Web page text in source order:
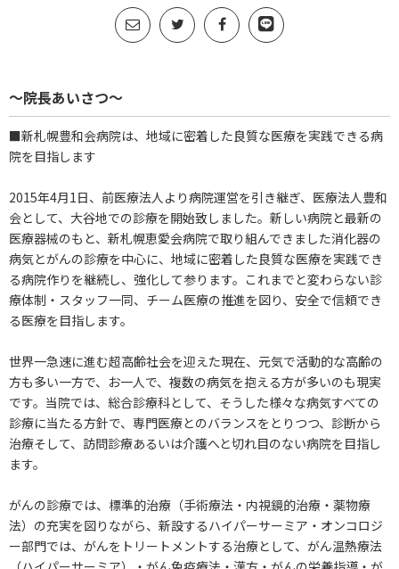
～院長あいさつ～
■新札幌豊和会病院は、地域に密着した良質な医療を実践できる病
院を目指します
2015年4月1日、前医療法人より病院運営を引き継ぎ、医療法人豊和
会として、大谷地での診療を開始致しました。新しい病院と最新の
医療器械のもと、新札幌恵愛会病院で取り組んできました消化器の
病気とがんの診療を中心に、地域に密着した良質な医療を実践でき
る病院作りを継続し、強化して参ります。これまでと変わらない診
療体制・スタッフ一同、チーム医療の推進を図り、安全で信頼でき
る医療を目指します。
世界一急速に進む超高齢社会を迎えた現在、元気で活動的な高齢の
方も多い一方で、お一人で、複数の病気を抱える方が多いのも現実
です。当院では、総合診療科として、そうした様々な病気すべての
診療に当たる方針で、専門医療とのバランスをとりつつ、診断から
治療そして、訪問診療あるいは介護へと切れ目のない病院を目指し
ます。
がんの診療では、標準的治療（手術療法・内視鏡的治療・薬物療
法）の充実を図りながら、新設するハイパーサーミア・オンコロジ
ー部門では、がんをトリートメントする治療として、がん温熱療法